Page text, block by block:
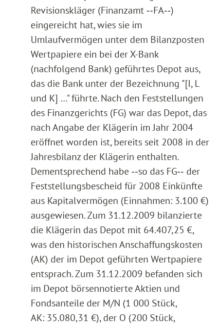
Revisionskläger (Finanzamt ‑‑FA‑‑)
eingereicht hat, wies sie im
Umlaufvermögen unter dem Bilanzposten
Wertpapiere ein bei der X-Bank
(nachfolgend Bank) geführtes Depot aus,
das die Bank unter der Bezeichnung "[I, L
und K] …" führte. Nach den Feststellungen
des Finanzgerichts (FG) war das Depot, das
nach Angabe der Klägerin im Jahr 2004
eröffnet worden ist, bereits seit 2008 in der
Jahresbilanz der Klägerin enthalten.
Dementsprechend habe ‑‑so das FG‑‑ der
Feststellungsbescheid für 2008 Einkünfte
aus Kapitalvermögen (Einnahmen: 3.100 €)
ausgewiesen. Zum 31.12.2009 bilanzierte
die Klägerin das Depot mit 64.407,25 €,
was den historischen Anschaffungskosten
(AK) der im Depot geführten Wertpapiere
entsprach. Zum 31.12.2009 befanden sich
im Depot börsennotierte Aktien und
Fondsanteile der M/N (1 000 Stück,
AK: 35.080,31 €), der O (200 Stück,